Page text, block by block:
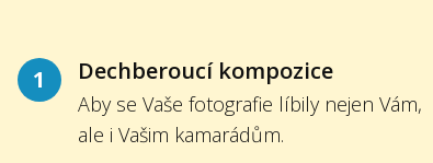
1 Dechberoucí kompozice
Aby se Vaše fotografie líbily nejen Vám,
ale i Vašim kamarádům.